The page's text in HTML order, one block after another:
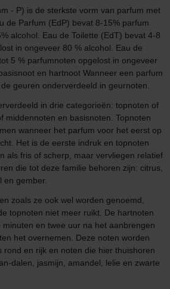
- P) is de sterkste vorm van parfum met
de Parfum (EdP) bevat 8-15% parfum
alcohol. Eau de Toilette (EdT) bevat 4-8
in ongeveer 80 % alcohol. Eau de
5 % parfumnoten opgelost in ongeveer
en hartnoot Wanneer een parfum
geuren onderverdeeld in geurnoten.
in drie categorieën: topnoten of
middennoten en basisnoten. Topnoten
wanneer het parfum voor het eerst op
Het is de eerste indruk en topnoten
als fris of scherp, maar vervliegen relatief
die tot deze familie behoren zijn: citrus,
en gember.
zoals ze ook wel worden genoemd,
topnoten niet meer ruikt. De hartnoten
en twee uur na het aanbrengen
het overnemen. Deze noten worden
rond en rijk en noten die hier thuishoren
dalen, jasmijn, amandel, lelie en zwarte